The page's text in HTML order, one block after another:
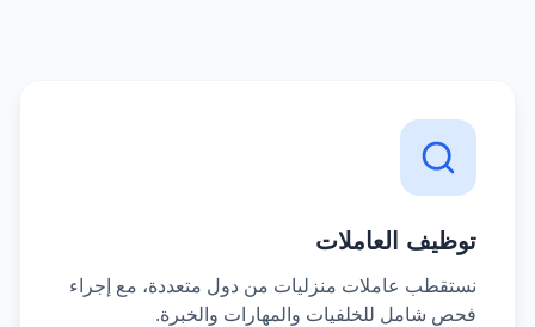
توظيف العاملات
نستقطب عاملات منزليات من دول متعددة، مع إجراء
فحص شامل للخلفيات والمهارات والخبرة.